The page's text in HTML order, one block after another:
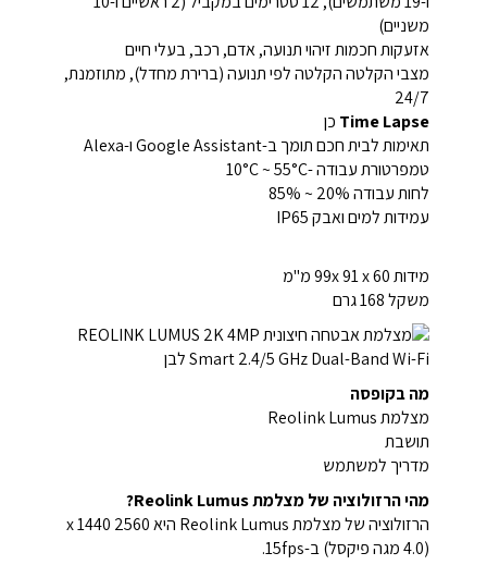
משניים)
אזעקות חכמות זיהוי תנועה, אדם, רכב, בעלי חיים
מצבי הקלטה הקלטה לפי תנועה (ברירת מחדל), מתוזמנת,
24/7
Time Lapse כן
תאימות לבית חכם תומך ב-Google Assistant ו-Alexa
טמפרטורת עבודה -10°C ~ 55°C
לחות עבודה 20% ~ 85%
עמידות למים ואבק IP65
מידות 99x 91 x 60 מ"מ
משקל 168 גרם
מה בקופסה
מצלמת Reolink Lumus
תושבת
מדריך למשתמש
מהי הרזולוציה של מצלמת Reolink Lumus?
הרזולוציה של מצלמת Reolink Lumus היא 2560 x 1440
(4.0 מגה פיקסל) ב-15fps.